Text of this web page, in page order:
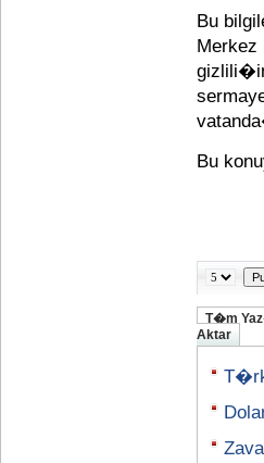
Bu
Bu
T�m
Aktar